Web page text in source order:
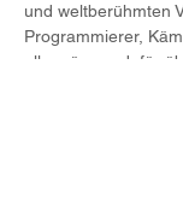
und weltberühmten
Programmierer,
alle müssen dafür